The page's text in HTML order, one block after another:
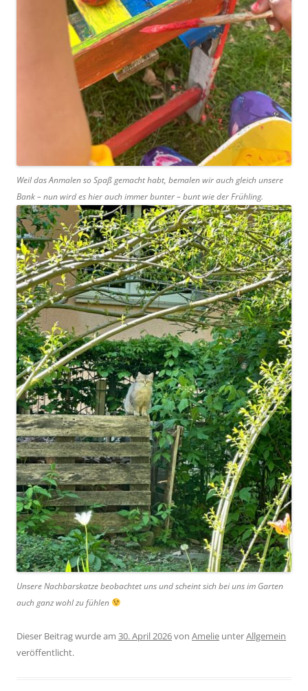
Weil das Anmalen so Spaß gemacht habt, bemalen wir auch gleich unsere
Bank – nun wird es hier auch immer bunter – bunt wie der Frühling.
Unsere Nachbarskatze beobachtet uns und scheint sich bei uns im Garten
auch ganz wohl zu fühlen
Dieser Beitrag wurde am 30. April 2026von Amelie unterAllgemein
veröffentlicht.